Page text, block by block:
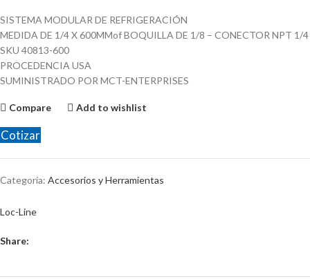
SISTEMA MODULAR DE REFRIGERACIÓN
MEDIDA DE 1/4 X 600MMof BOQUILLA DE 1/8 – CONECTOR NPT 1/4
SKU 40813-600
PROCEDENCIA USA
SUMINISTRADO POR MCT-ENTERPRISES
Compare Add to wishlist
Cotizar
Categoría: Accesorios y Herramientas
Loc-Line
Share: